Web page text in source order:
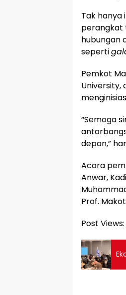
​Tak hanya
perangkat
hubungan
seperti
​Pemkot
University,
​“Semoga
depan,”
​Acara
Anwar,
Prof.
Post Views: